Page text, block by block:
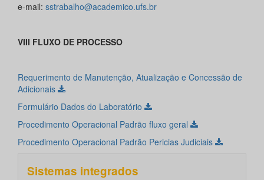
e-mail: sstrabalho@academico.ufs.br
VIII FLUXO DE PROCESSO
Requerimento de Manutenção, Atualização e Concessão de
Adicionais
Formulário Dados do Laboratório
Procedimento Operacional Padrão fluxo geral
Procedimento Operacional Padrão Pericias Judiciais
Sistemas integrados